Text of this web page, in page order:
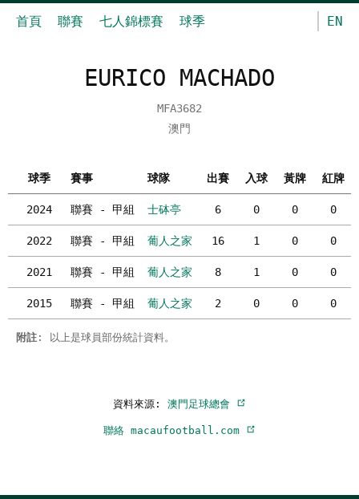
首頁 聯賽 七人錦標賽 球季 EN
EURICO MACHADO
MFA3682
澳門
球季 賽事 球隊 出賽 入球 黃牌 紅牌
2024 聯賽 - 甲組 士砵亭 6 0 0 0
2022 聯賽 - 甲組 葡人之家 16 1 0 0
2021 聯賽 - 甲組 葡人之家 8 1 0 0
2015 聯賽 - 甲組 葡人之家 2 0 0 0
附註 : 以上是球員部份統計資料。
資料來源: 澳門足球總會
聯絡 macaufootball.com